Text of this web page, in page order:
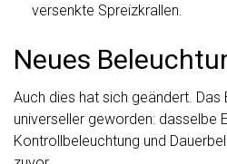
versenkte Spreizkrallen.
Neues
Auch dies hat sich geändert.
universeller geworden: dasselbe
Kontrollbeleuchtung und